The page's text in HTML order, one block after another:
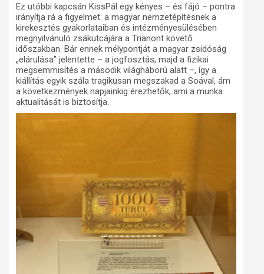
Ez utóbbi kapcsán KissPál egy kényes – és fájó – pontra
irányítja rá a figyelmet: a magyar nemzetépítésnek a
kirekesztés gyakorlataiban és intézményesülésében
megnyilvánuló zsákutcájára a Trianont követő
időszakban. Bár ennek mélypontját a magyar zsidóság
„elárulása” jelentette – a jogfosztás, majd a fizikai
megsemmisítés a második világháború alatt –, így a
kiállítás egyik szála tragikusan megszakad a Soával, ám
a következmények napjainkig érezhetők, ami a munka
aktualitását is biztosítja.